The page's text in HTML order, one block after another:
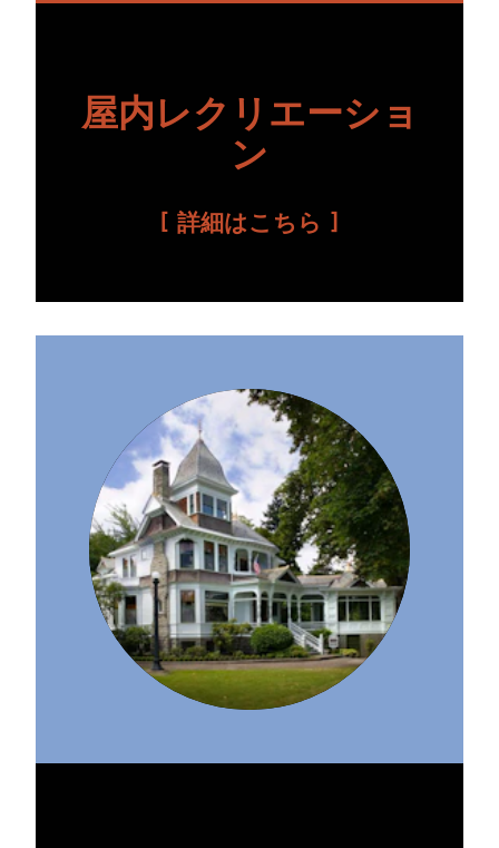
屋内レクリエーショ
ン
詳細はこちら